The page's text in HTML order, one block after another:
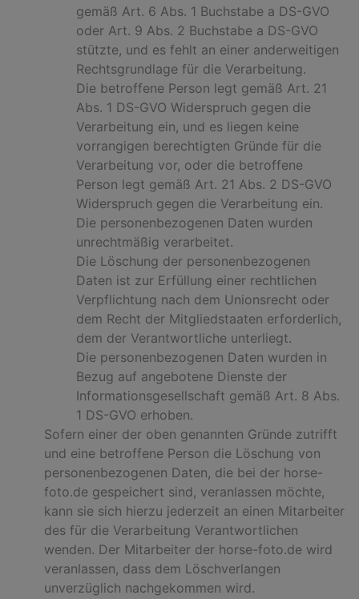
gemäß Art. 6 Abs. 1 Buchstabe a DS-GVO
oder Art. 9 Abs. 2 Buchstabe a DS-GVO
stützte, und es fehlt an einer anderweitigen
Rechtsgrundlage für die Verarbeitung.
Die betroffene Person legt gemäß Art. 21
Abs. 1 DS-GVO Widerspruch gegen die
Verarbeitung ein, und es liegen keine
vorrangigen berechtigten Gründe für die
Verarbeitung vor, oder die betroffene
Person legt gemäß Art. 21 Abs. 2 DS-GVO
Widerspruch gegen die Verarbeitung ein.
Die personenbezogenen Daten wurden
unrechtmäßig verarbeitet.
Die Löschung der personenbezogenen
Daten ist zur Erfüllung einer rechtlichen
Verpflichtung nach dem Unionsrecht oder
dem Recht der Mitgliedstaaten erforderlich,
dem der Verantwortliche unterliegt.
Die personenbezogenen Daten wurden in
Bezug auf angebotene Dienste der
Informationsgesellschaft gemäß Art. 8 Abs.
1 DS-GVO erhoben.
Sofern einer der oben genannten Gründe zutrifft
und eine betroffene Person die Löschung von
personenbezogenen Daten, die bei der horse-
foto.de gespeichert sind, veranlassen möchte,
kann sie sich hierzu jederzeit an einen Mitarbeiter
des für die Verarbeitung Verantwortlichen
wenden. Der Mitarbeiter der horse-foto.de wird
veranlassen, dass dem Löschverlangen
unverzüglich nachgekommen wird.